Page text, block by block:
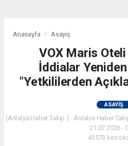
Anasayfa Asayiş
VOX Maris
İddialar
"Yetkililerden
ASAYIŞ
(Antalya Haber Takip ) - Antalya Haber
21.07.2026 -
43573 kez